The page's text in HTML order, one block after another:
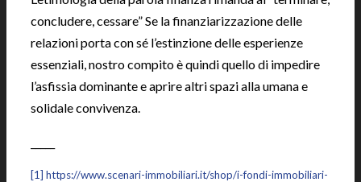
concludere, cessare” Se la finanziarizzazione delle
relazioni porta con sé l’estinzione delle esperienze
essenziali, nostro compito è quindi quello di impedire
l’asfissia dominante e aprire altri spazi alla umana e
solidale convivenza.
[1] https://www.scenari-immobiliari.it/shop/i-fondi-immobiliari-